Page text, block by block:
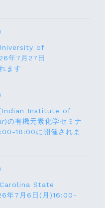
of
年7月27日
ます
Institute of
有機元素化学セミナ
18:00に開催されま
State
年7月6日(月)16:00-